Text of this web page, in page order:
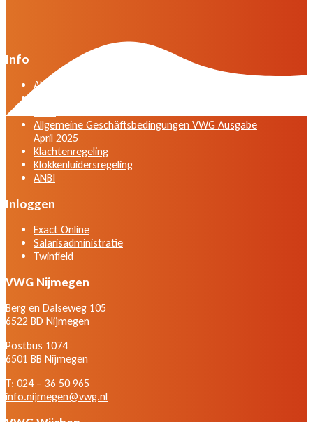
Info
Algemene voorwaarden VWG versie april 2025
Allgemeine Geschäftsbedingungen VWG Ausgabe
April 2025
Klachtenregeling
Klokkenluidersregeling
ANBI
Inloggen
Exact Online
Salarisadministratie
Twinfield
VWG Nijmegen
Berg en Dalseweg 105
6522 BD Nijmegen
Postbus 1074
6501 BB Nijmegen
T: 024 – 36 50 965
info.nijmegen@vwg.nl